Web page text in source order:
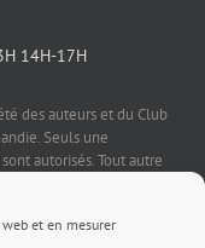
et en mesurer
14H-17H
des auteurs et du Club
Seuls une
autorisés. Tout autre